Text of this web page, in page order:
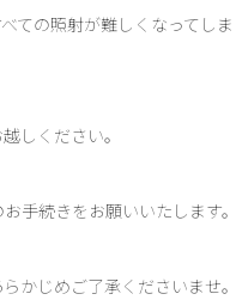
ての照射が難しくなってしま
しください。
手続きをお願いいたします。
かじめご了承くださいませ。